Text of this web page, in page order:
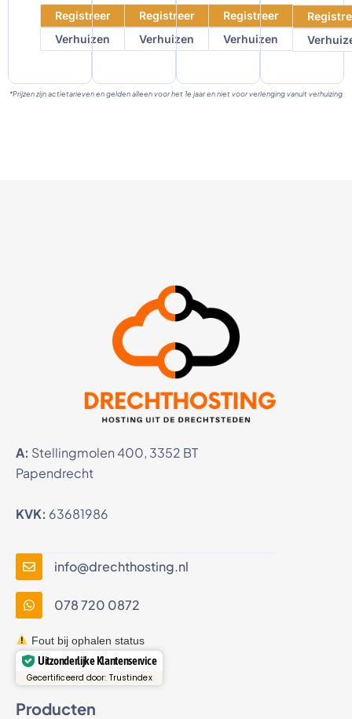
Registreer
Verhuizen
Registreer
Verhuizen
Registreer
Verhuizen
*Prijzen zijn actietarieven en gelden alleen voor het 1e jaar en niet voor verlenging vanuit verhuizing
A: Stellingmolen 400, 3352 BT
Papendrecht
KVK: 63681986
info@drechthosting.nl
078 720 0872
Fout bij ophalen status
Uitzonderlijke Klantenservice
Gecertificeerd door: Trustindex
Producten